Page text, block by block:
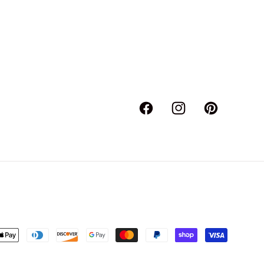
FacebookInstagramPinterest